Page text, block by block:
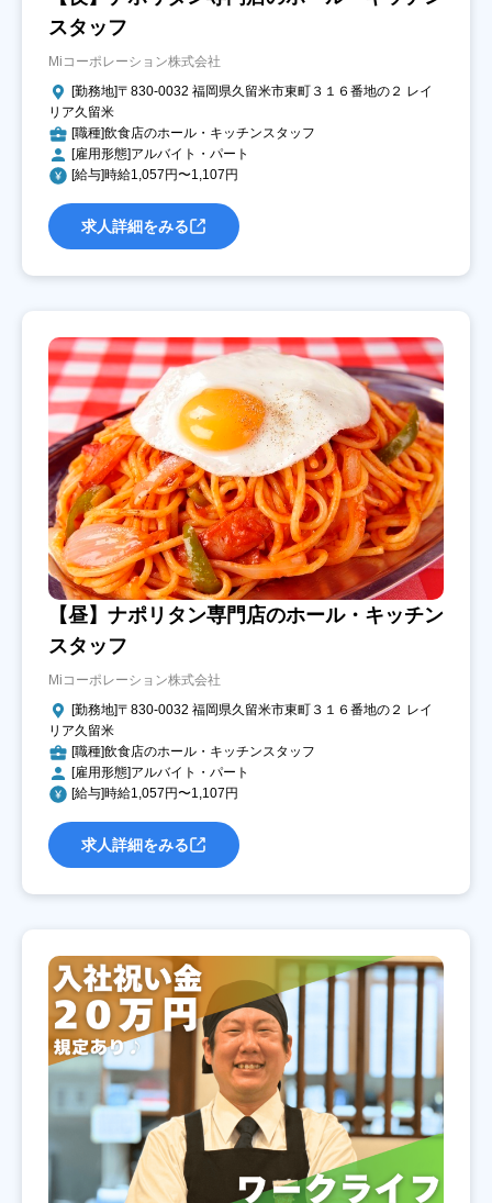
スタッフ
Miコーポレーション株式会社
[勤務地]〒830-0032 福岡県久留米市東町３１６番地の２ レイ
リア久留米
[職種]飲食店のホール・キッチンスタッフ
[雇用形態]アルバイト・パート
[給与]時給1,057円〜1,107円
求人詳細をみる
【昼】ナポリタン専門店のホール・キッチン
スタッフ
Miコーポレーション株式会社
[勤務地]〒830-0032 福岡県久留米市東町３１６番地の２ レイ
リア久留米
[職種]飲食店のホール・キッチンスタッフ
[雇用形態]アルバイト・パート
[給与]時給1,057円〜1,107円
求人詳細をみる